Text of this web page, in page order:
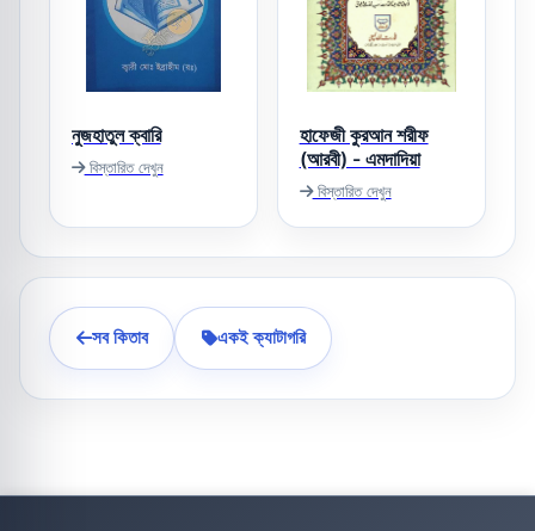
নুজহাতুল ক্বারি
বিস্তারিত দেখুন
হাফেজী কুরআন শরীফ
(আরবী) - এমদাদিয়া
বিস্তারিত দেখুন
সব কিতাব একই ক্যাটাগরি